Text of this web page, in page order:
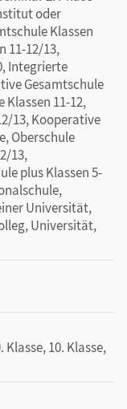
oder
Klassen
11-12/13,
Integrierte
Gesamtschule
Klassen 11-12,
13, Kooperative
Oberschule
13,
plus Klassen 5-
Universität,
Universität,
Klasse, 10. Klasse,